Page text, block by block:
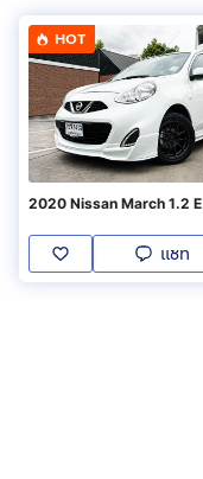
HOT
2020 Nissan March 1.2 E
แชท